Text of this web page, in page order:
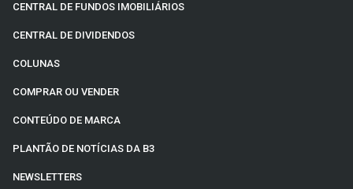
CENTRAL DE FUNDOS IMOBILIÁRIOS
CENTRAL DE DIVIDENDOS
COLUNAS
COMPRAR OU VENDER
CONTEÚDO DE MARCA
PLANTÃO DE NOTÍCIAS DA B3
NEWSLETTERS